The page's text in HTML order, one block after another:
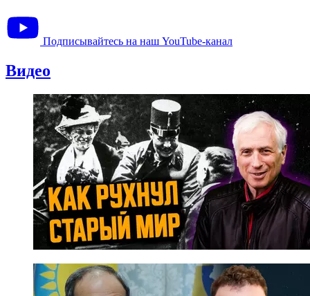
Подписывайтесь на наш YouTube-канал
Видео